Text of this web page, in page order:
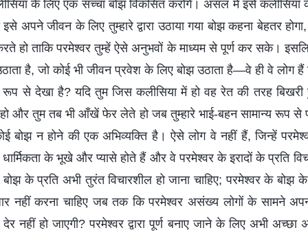
के लिए एक सच्चा बोझ विकसित करोगे। असल में इसे कलीसिया के
अपने जीवन के लिए तुम्हारे द्वारा उठाया गया बोझ कहना बेहतर
हो ताकि परमेश्वर तुम्हें ऐसे अनुभवों के माध्यम से पूर्ण कर सके।
है, जो कोई भी जीवन प्रवेश के लिए बोझ उठाता है—वे ही वे लोग हैं
से देखा है? यदि तुम जिस कलीसिया में हो वह रेत की तरह बिखरी
हो और तुम तब भी आँखें फेर लेते हो जब तुम्हारे भाई-बहन सामान्य रूप
बोझ न होने की एक अभिव्यक्ति है। ऐसे लोग वे नहीं हैं, जिन्हें
के भूखे और प्यासे होते हैं और वे परमेश्वर के इरादों के प्रति
के प्रति अभी तुरंत विचारशील हो जाना चाहिए; परमेश्वर के बोझ
नहीं करना चाहिए जब तक कि परमेश्वर असंख्य लोगों के सामने
नहीं हो जाएगी? परमेश्वर द्वारा पूर्ण बनाए जाने के लिए अभी